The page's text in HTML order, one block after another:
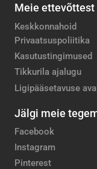
Meie ettevõttest
Keskkonnahoid
Privaatsuspoliitika
Kasutustingimused
Tikkurila ajalugu
Ligipääsetavuse
Jälgi meie
Facebook
Instagram
Pinterest